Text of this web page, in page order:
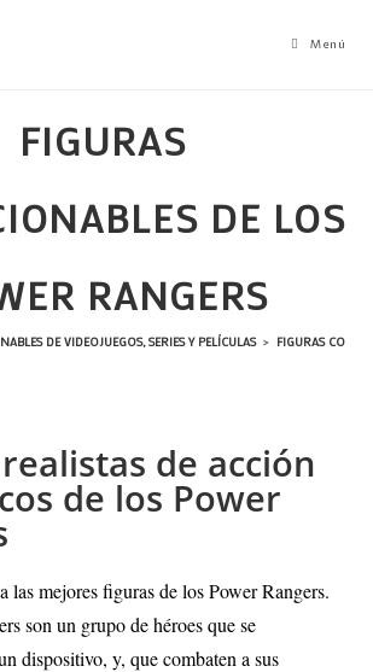
Menú
FIGURAS
DE LOS
RANGERS
DE VIDEOJUEGOS, SERIES Y PELÍCULAS > FIGURAS
de acción
de los Power
las mejores figuras de los Power Rangers.
son un grupo de héroes que se
dispositivo, y, que combaten a sus